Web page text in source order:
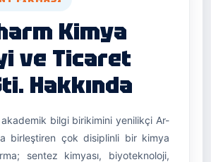
Kimya
ve Ticaret
Hakkında
akademik bilgi birikimini yenilikçi Ar-
birleştiren çok disiplinli bir kimya
sentez kimyası, biyoteknoloji,